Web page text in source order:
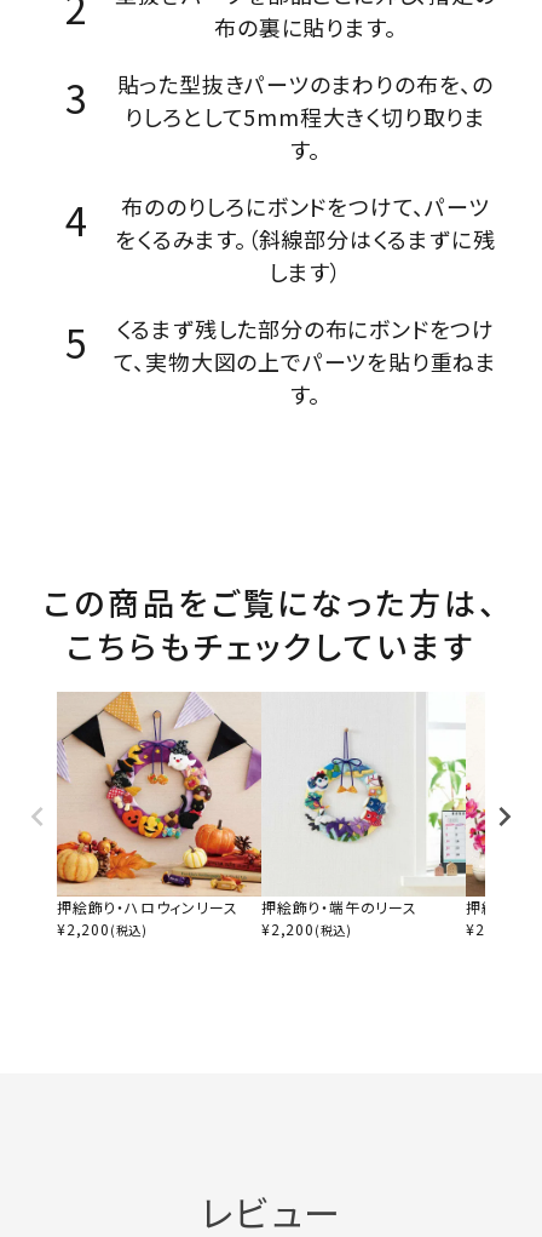
布の裏に貼ります。
貼った型抜きパーツのまわりの布を、の
りしろとして5mm程大きく切り取りま
す。
布ののりしろにボンドをつけて、パーツ
をくるみます。（斜線部分はくるまずに残
します）
くるまず残した部分の布にボンドをつけ
て、実物大図の上でパーツを貼り重ねま
す。
この商品をご覧になった方は、
こちらもチェックしています
押絵飾り・ハロウィンリース
¥2,200 (税込)
押絵飾り・端午のリース
¥2,200 (税込)
押絵飾り・
¥2,255
レビュー